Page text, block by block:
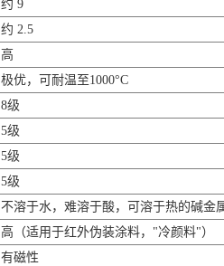
约 9
约 2.5
高
极优，可耐温至1000°C
8级
5级
5级
5级
不溶于水，难溶于酸，可溶于热的碱金
高（适用于红外伪装涂料，"冷颜料"）
有磁性